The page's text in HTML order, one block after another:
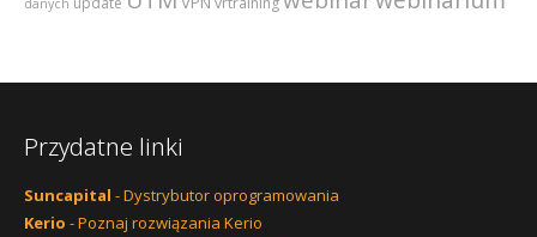
Przydatne linki
Suncapital - Dystrybutor oprogramowania
Kerio - Poznaj rozwiązania Kerio